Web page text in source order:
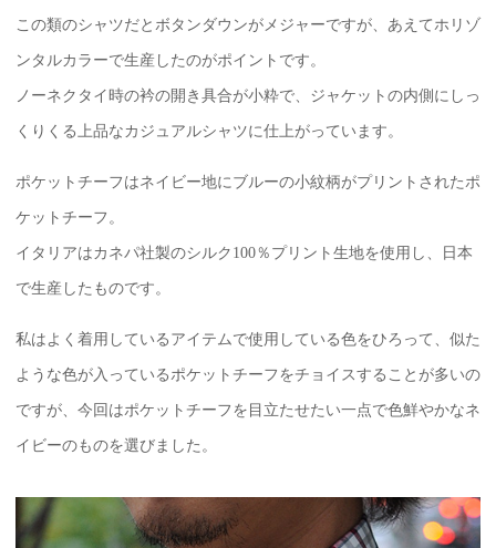
この類のシャツだとボタンダウンがメジャーですが、あえてホリゾ
ンタルカラーで生産したのがポイントです。
ノーネクタイ時の衿の開き具合が小粋で、ジャケットの内側にしっ
くりくる上品なカジュアルシャツに仕上がっています。
ポケットチーフはネイビー地にブルーの小紋柄がプリントされたポ
ケットチーフ。
イタリアはカネパ社製のシルク100％プリント生地を使用し、日本
で生産したものです。
私はよく着用しているアイテムで使用している色をひろって、似た
ような色が入っているポケットチーフをチョイスすることが多いの
ですが、今回はポケットチーフを目立たせたい一点で色鮮やかなネ
イビーのものを選びました。